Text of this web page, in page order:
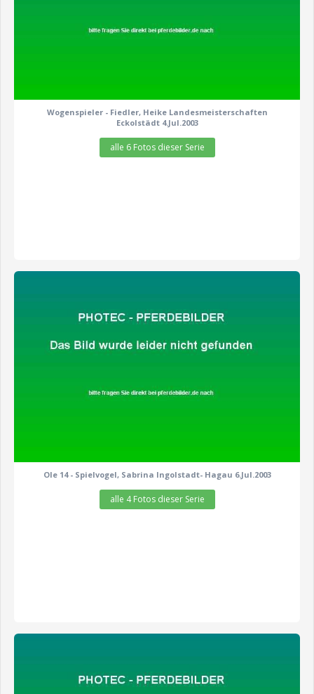
Wogenspieler - Fiedler, Heike Landesmeisterschaften
Eckolstädt 4.Jul.2003
alle 6 Fotos dieser Serie
Ole 14 - Spielvogel, Sabrina Ingolstadt- Hagau 6.Jul.2003
alle 4 Fotos dieser Serie